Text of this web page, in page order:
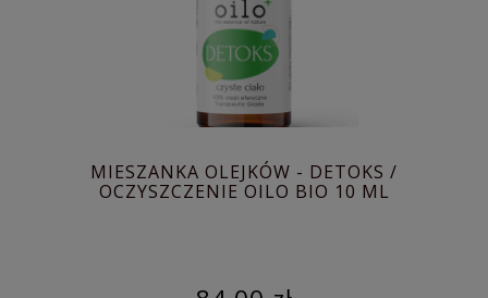
MIESZANKA OLEJKÓW - DETOKS /
OCZYSZCZENIE OILO BIO 10 ML